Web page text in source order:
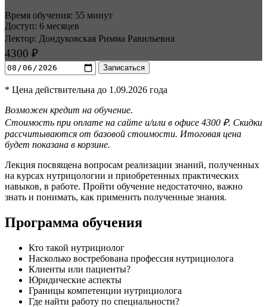
Время обучения: 55 минут
Доступ: 6 месяцев
Лектор: Дондуковская Римма Равильевна
4300 ₽
Записаться
* Цена действительна до 1.09.2026 года
Возможен кредит на обучение.
Стоимость при оплате на сайте и/или в офисе 4300 ₽. Скидки
рассчитываются от базовой стоимости. Итоговая цена
будет показана в корзине.
Лекция посвящена вопросам реализации знаний, полученных
на курсах нутрицологии и приобретенных практических
навыков, в работе. Пройти обучение недостаточно, важно
знать и понимать, как применить полученные знания.
Программа обучения
Кто такой нутрициолог
Насколько востребована профессия нутрициолога
Клиенты или пациенты?
Юридические аспекты
Границы компетенции нутрициолога
Где найти работу по специальности?